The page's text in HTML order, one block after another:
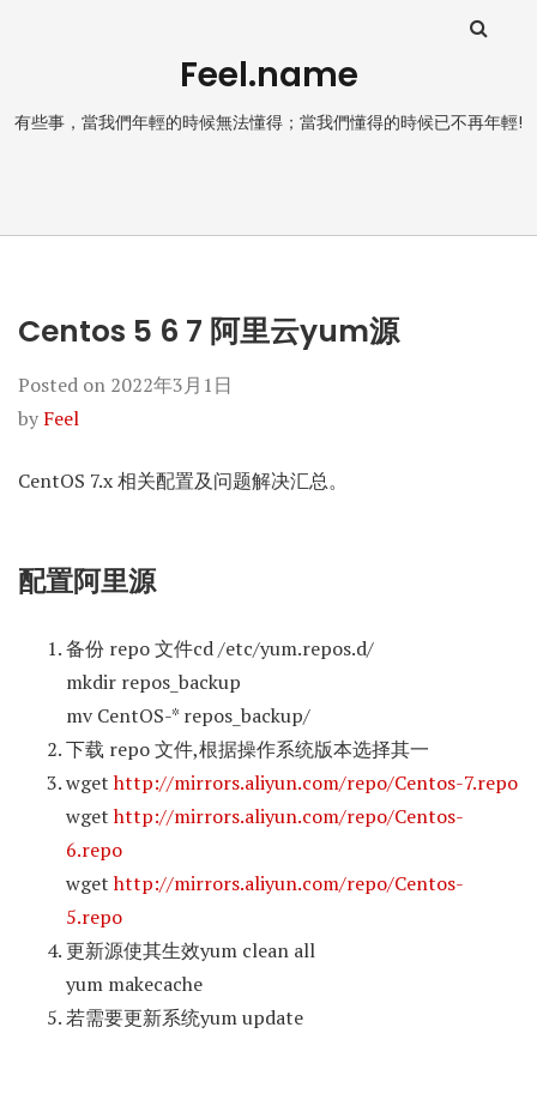
Feel.name
有些事，當我們年輕的時候無法懂得；當我們懂得的時候已不再年輕!
Centos 5 6 7 阿里云yum源
Posted on 2022年3月1日
by Feel
CentOS 7.x 相关配置及问题解决汇总。
配置阿里源
备份 repo 文件cd /etc/yum.repos.d/
mkdir repos_backup
mv CentOS-* repos_backup/
下载 repo 文件,根据操作系统版本选择其一
wgethttp://mirrors.aliyun.com/repo/Centos-7.repo
wgethttp://mirrors.aliyun.com/repo/Centos-
6.repo
wgethttp://mirrors.aliyun.com/repo/Centos-
5.repo
更新源使其生效yum clean all
yum makecache
若需要更新系统yum update